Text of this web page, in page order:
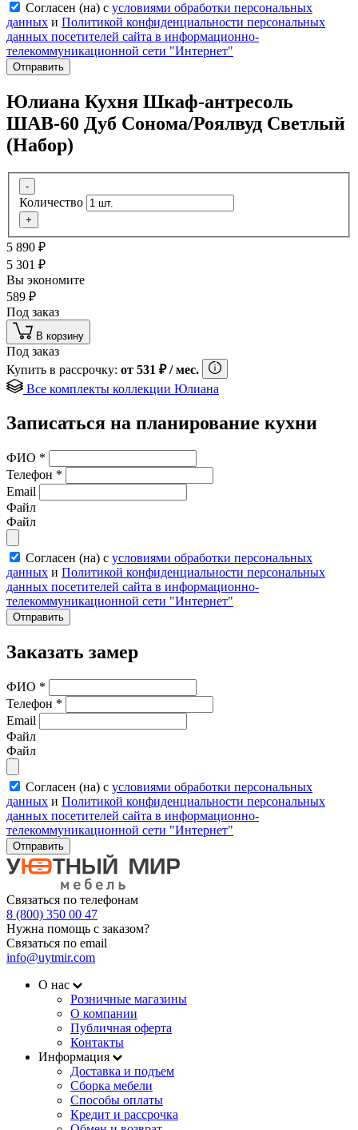
Согласен (на) с условиями обработки персональных
данных и Политикой конфиденциальности персональных
данных посетителей сайта в информационно-
телекоммуникационной сети "Интернет"
Отправить
Юлиана Кухня Шкаф-антресоль
ШАВ-60 Дуб Сонома/Роялвуд Светлый
(Набор)
-
Количество
+
5 890 ₽
5 301 ₽
Вы экономите
589 ₽
Под заказ
В корзину
Под заказ
Купить в рассрочку: от 531 ₽/ мес.
Все комплекты коллекции Юлиана
Записаться на планирование кухни
ФИО *
Телефон *
Email
Файл
Файл
Согласен (на) с условиями обработки персональных
данных и Политикой конфиденциальности персональных
данных посетителей сайта в информационно-
телекоммуникационной сети "Интернет"
Отправить
Заказать замер
ФИО *
Телефон *
Email
Файл
Файл
Согласен (на) с условиями обработки персональных
данных и Политикой конфиденциальности персональных
данных посетителей сайта в информационно-
телекоммуникационной сети "Интернет"
Отправить
Связаться по телефонам
8 (800) 350 00 47
Нужна помощь с заказом?
Связаться по email
info@uytmir.com
О нас
Розничные магазины
О компании
Публичная оферта
Контакты
Информация
Доставка и подъем
Сборка мебели
Способы оплаты
Кредит и рассрочка